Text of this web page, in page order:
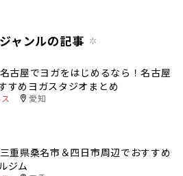
ャンルの記事
名古屋でヨガをはじめるなら！名古屋
すめヨガスタジオまとめ
愛知
三重県桑名市＆四日市周辺でおすすめ
ジム